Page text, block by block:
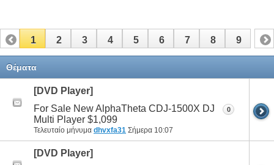
1 2 3 4 5 6 7 8 9
Θέματα
[DVD Player]
For Sale New AlphaTheta CDJ-1500X DJ
Multi Player $1,099
Τελευταίο μήνυμα dhvxfa31 Σήμερα 10:07
0
[DVD Player]